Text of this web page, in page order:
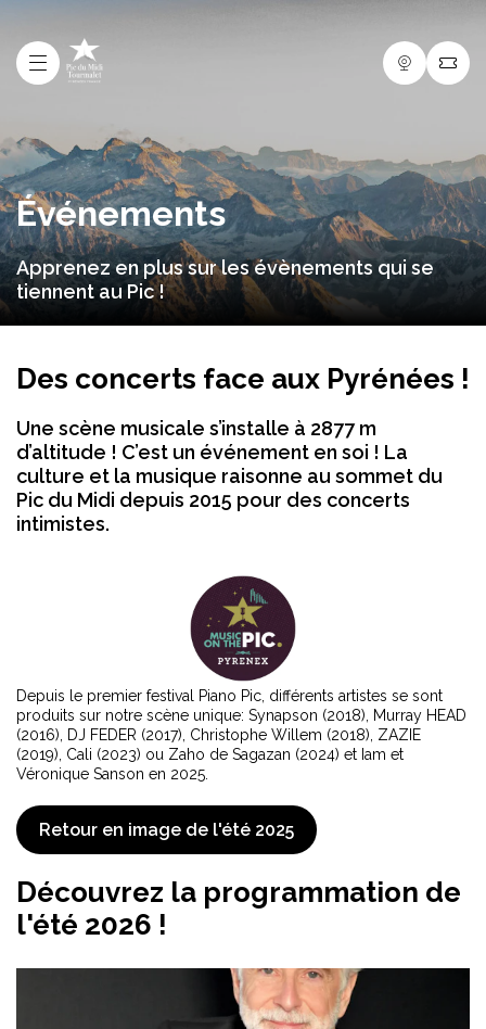
Événements
Apprenez en plus sur les évènements qui se
tiennent au Pic !
Des concerts face aux Pyrénées !
Une scène musicale s’installe à 2877 m
d’altitude ! C’est un événement en soi ! La
culture et la musique raisonne au sommet du
Pic du Midi depuis 2015 pour des concerts
intimistes.
Depuis le premier festival Piano Pic, différents artistes se sont
produits sur notre scène unique: Synapson (2018), Murray HEAD
(2016), DJ FEDER (2017), Christophe Willem (2018), ZAZIE
(2019), Cali (2023) ou Zaho de Sagazan (2024) et Iam et
Véronique Sanson en 2025.
Retour en image de l'été 2025
Découvrez la programmation de
l'été 2026 !